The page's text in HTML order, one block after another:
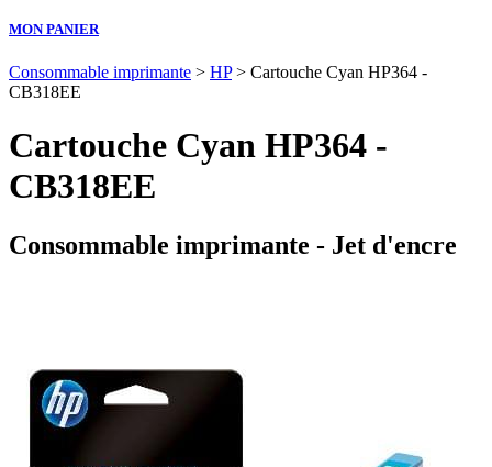
MON PANIER
Consommable imprimante > HP> Cartouche Cyan HP364 -
CB318EE
Cartouche Cyan HP364 -
CB318EE
Consommable imprimante - Jet d'encre